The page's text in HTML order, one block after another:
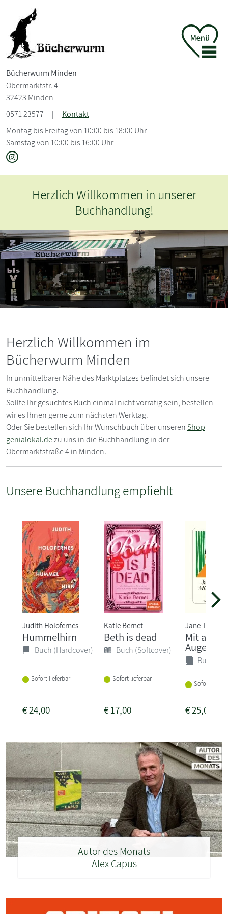
Bücherwurm Minden
Obermarktstr. 4
32423 Minden
0571 23577
|
Kontakt
Montag bis Freitag von 10:00 bis 18:00 Uhr
Samstag von 10:00 bis 16:00 Uhr
Herzlich Willkommen in unserer
Buchhandlung!
Herzlich Willkommen im
Bücherwurm Minden
In unmittelbarer Nähe des Marktplatzes befindet sich unsere
Buchhandlung.
Sollte Ihr gesuchtes Buch einmal nicht vorrätig sein, bestellen
wir es Ihnen gerne zum nächsten Werktag.
Oder Sie bestellen sich Ihr Wunschbuch über unseren Shop
genialokal.dezu uns in die Buchhandlung in der
Obermarktstraße 4 in Minden.
Unsere Buchhandlung empfiehlt
Judith Holofernes
Hummelhirn
Buch (Hardcover)
Sofort lieferbar
€24,00
Katie Bernet
Beth is dead
Buch (Softcover)
Sofort lieferbar
€17,00
Jane Tara
Mit
Augen
Buch
Sofort
€25,00
Autor des Monats
Alex Capus